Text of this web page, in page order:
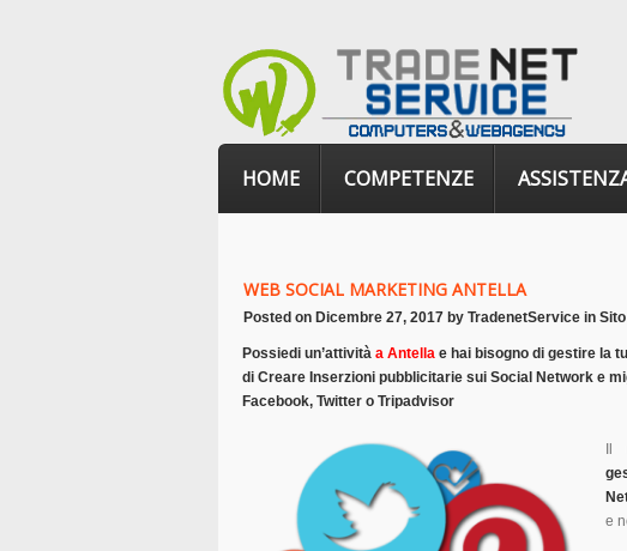
HOME COMPETENZE
WEB SOCIAL MARKETING ANTELLA
Posted on Dicembre 27, 2017 by TradenetService in
Possiedi un’attività a Antella e hai bisogno di gestire la
di Creare Inserzioni pubblicitarie sui Social Network e
Facebook, Twitter o Tripadvisor
Il
e